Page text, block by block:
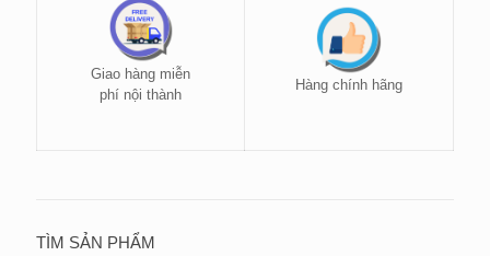
Giao hàng miễn
phí nội thành
Hàng chính hãng
TÌM SẢN PHẨM